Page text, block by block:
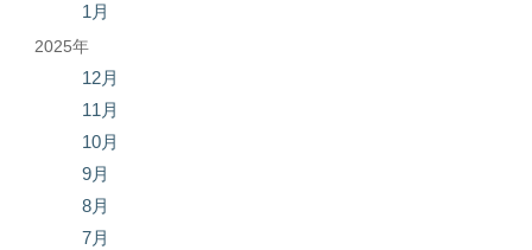
1月
2025年
12月
11月
10月
9月
8月
7月